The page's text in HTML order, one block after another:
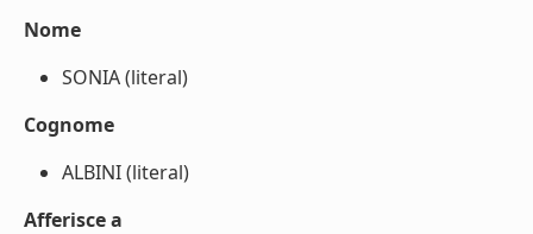
Nome
SONIA (literal)
Cognome
ALBINI (literal)
Afferisce a